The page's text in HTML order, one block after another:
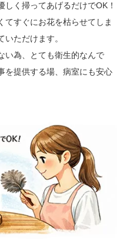
く掃ってあげるだけでOK！
てすぐにお花を枯らせてしま
ただけます。
い為、とても衛生的なんで
を提供する場、病室にも安心